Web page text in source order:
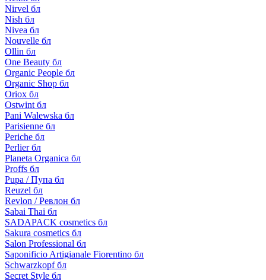
Nirvel бл
Nish бл
Nivea бл
Nouvelle бл
Ollin бл
One Beauty бл
Organic People бл
Organic Shop бл
Oriox бл
Ostwint бл
Pani Walewska бл
Parisienne бл
Periche бл
Perlier бл
Planeta Organica бл
Proffs бл
Pupa / Пупа бл
Reuzel бл
Revlon / Ревлон бл
Sabai Thai бл
SADAPACK cosmetics бл
Sakura cosmetics бл
Salon Professional бл
Saponificio Artigianale Fiorentino бл
Schwarzkopf бл
Secret Style бл